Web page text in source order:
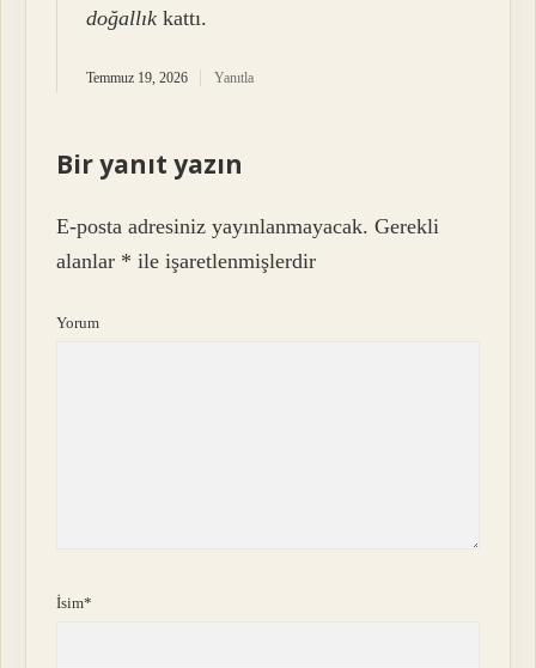
doğallık kattı.
Temmuz 19, 2026 Yanıtla
Bir yanıt yazın
E-posta adresiniz yayınlanmayacak. Gerekli
alanlar * ile işaretlenmişlerdir
Yorum
İsim*